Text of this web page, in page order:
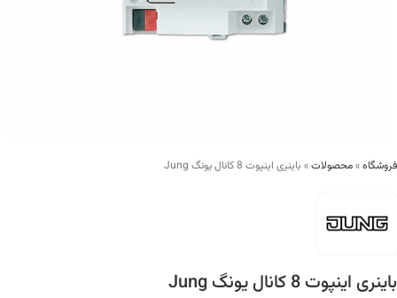
فروشگاه»محصولات» باینری اینپوت 8 کانال یونگ Jung
باینری اینپوت 8 کانال یونگ Jung